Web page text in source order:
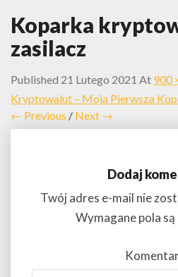
Koparka
zasilacz
Published 21 Lutego 2021 At 900
Kryptowalut – Moja Pierwsza
← Previous / Next →
Dodaj
Twój adres e-mail nie
Wymagane pola